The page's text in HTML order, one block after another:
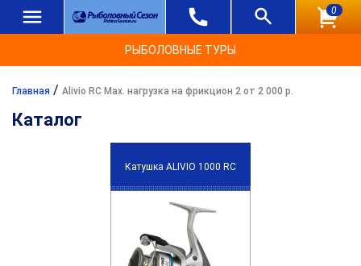
0
РЫБОЛОВНЫЕ ТУРЫ
Главная / Alivio RC Max. нагрузка на фрикцион 2 от 2 000 р.
Каталог
Катушка ALIVIO 1000 RC